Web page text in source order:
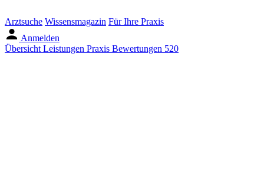
Arztsuche Wissensmagazin Für Ihre Praxis
Anmelden
Übersicht Leistungen Praxis Bewertungen 520